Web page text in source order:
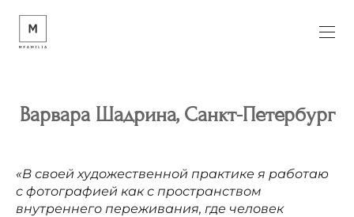
Варвара Шадрина, Санкт-Петербург
«В своей художественной практике я работаю
с фотографией как с пространством
внутреннего переживания, где человек